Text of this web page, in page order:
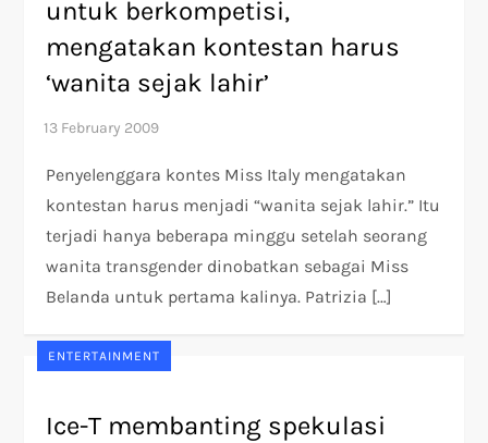
untuk berkompetisi,
mengatakan kontestan harus
‘wanita sejak lahir’
Penyelenggara kontes Miss Italy mengatakan
kontestan harus menjadi “wanita sejak lahir.” Itu
terjadi hanya beberapa minggu setelah seorang
wanita transgender dinobatkan sebagai Miss
Belanda untuk pertama kalinya. Patrizia […]
ENTERTAINMENT
Ice-T membanting spekulasi